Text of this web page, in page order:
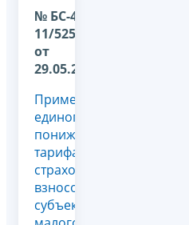
№ БС-4-
11/5256@
от
29.05.2025
Применение
единого
пониженного
тарифа
страховых
взносов
субъектом